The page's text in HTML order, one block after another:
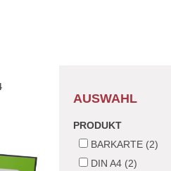
AUSWAHL
PRODUKT
BARKARTE (2)
DIN A4 (2)